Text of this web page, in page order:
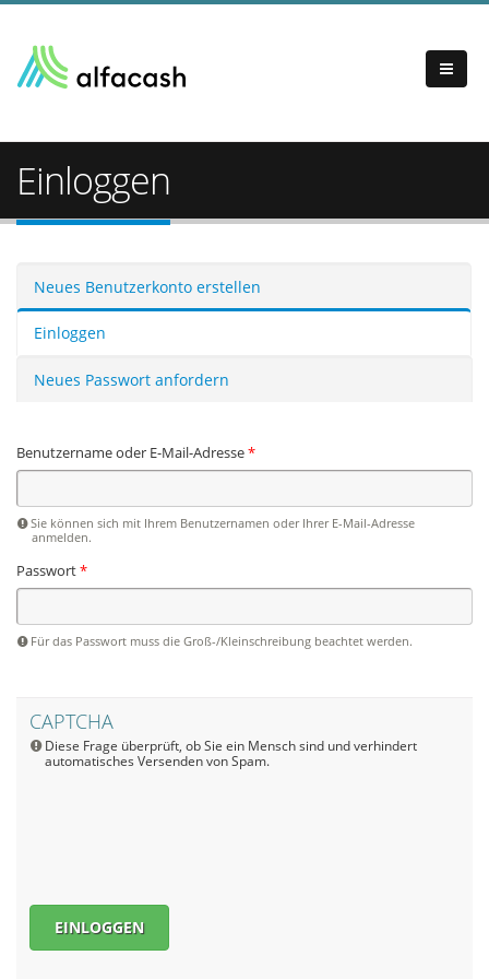
Einloggen
Haupt-Reiter
Neues Benutzerkonto erstellen
Einloggen
Neues Passwort anfordern
Benutzername oder E-Mail-Adresse*
Sie können sich mit Ihrem Benutzernamen oder Ihrer E-Mail-Adresse
anmelden.
Passwort*
Für das Passwort muss die Groß-/Kleinschreibung beachtet werden.
CAPTCHA
Diese Frage überprüft, ob Sie ein Mensch sind und verhindert
automatisches Versenden von Spam.